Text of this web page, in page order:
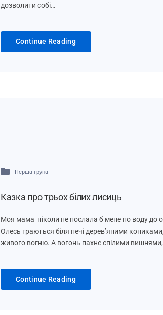
дозволити собі…
Continue Reading
Перша група
Казка про трьох білих лисиць
Моя мама ніколи не послала б мене по воду до
Олесь граються біля печі дерев’яними
живого вогню. А вогонь пахне спілими
Continue Reading